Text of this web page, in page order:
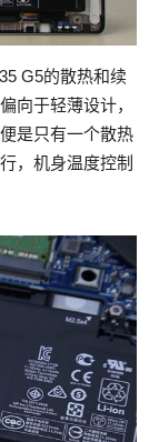
G5的散热和续
向于轻薄设计，
是只有一个散热
，机身温度控制